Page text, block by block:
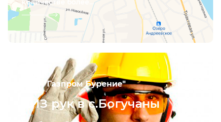
количестве более...
ООО "Газпром Бурение"
СИЗ рук в с.Богучаны